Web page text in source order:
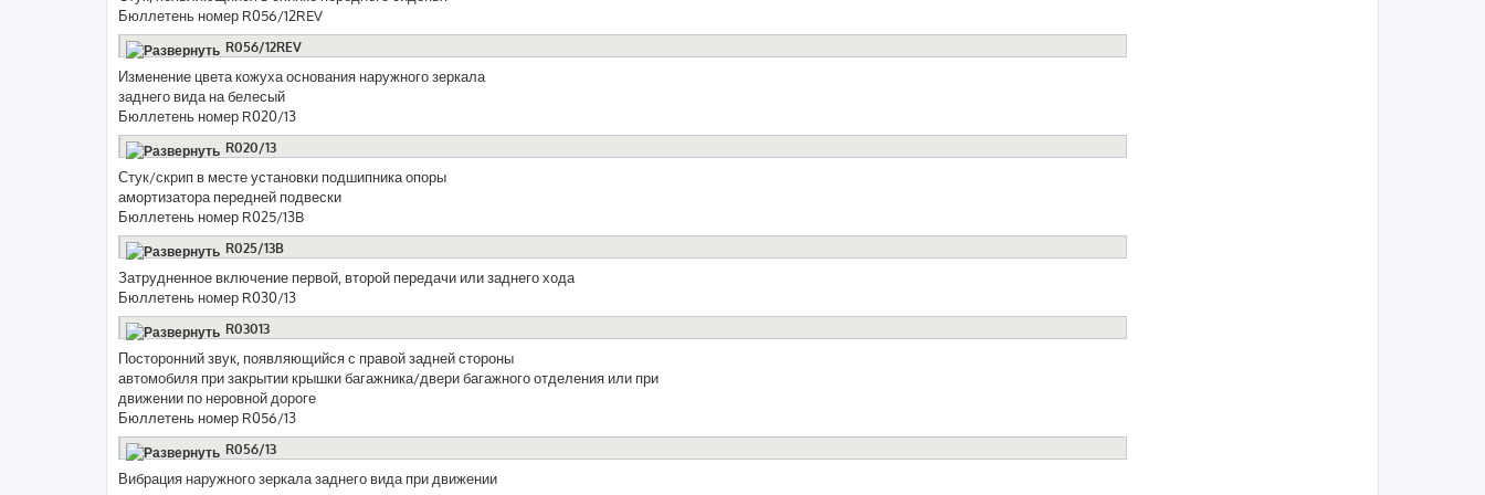
Бюллетень номер R056/12REV
R056/12REV
Изменение цвета кожуха основания наружного зеркала
заднего вида на белесый
Бюллетень номер R020/13
R020/13
Стук/скрип в месте установки подшипника опоры
амортизатора передней подвески
Бюллетень номер R025/13B
R025/13B
Затрудненное включение первой, второй передачи или заднего хода
Бюллетень номер R030/13
R03013
Посторонний звук, появляющийся с правой задней стороны
автомобиля при закрытии крышки багажника/двери багажного отделения или при
движении по неровной дороге
Бюллетень номер R056/13
R056/13
Вибрация наружного зеркала заднего вида при движении